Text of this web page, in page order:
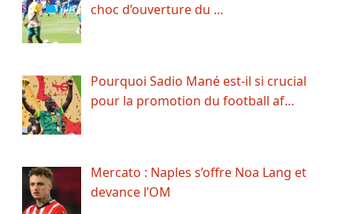
choc d’ouverture du …
Pourquoi Sadio Mané est-il si crucial
pour la promotion du football af…
Mercato : Naples s’offre Noa Lang et
devance l’OM